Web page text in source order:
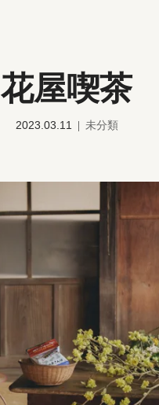
花屋喫茶
2023.03.11 未分類